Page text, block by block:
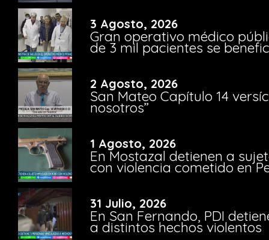
3 Agosto, 2026
Gran operativo médico
de 3 mil pacientes se
2 Agosto, 2026
San Mateo Capítulo 14
nosotros”
1 Agosto, 2026
En Mostazal detienen a
con violencia cometido en
31 Julio, 2026
En San Fernando, PDI
a distintos hechos violentos